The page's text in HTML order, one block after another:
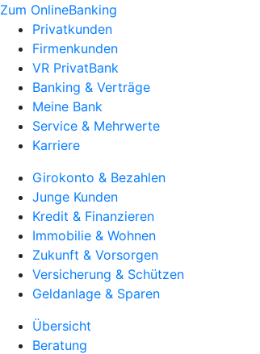
Zum OnlineBanking
Privatkunden
Firmenkunden
VR PrivatBank
Banking & Verträge
Meine Bank
Service & Mehrwerte
Karriere
Girokonto & Bezahlen
Junge Kunden
Kredit & Finanzieren
Immobilie & Wohnen
Zukunft & Vorsorgen
Versicherung & Schützen
Geldanlage & Sparen
Übersicht
Beratung